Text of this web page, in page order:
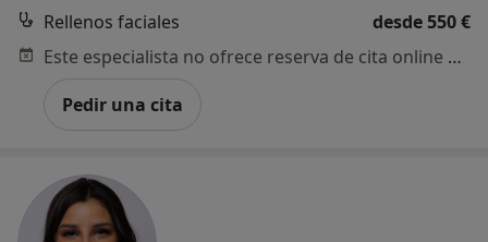
Rellenos faciales
desde 550 €
Este especialista no ofrece reserva de cita online en esta dirección.
Pedir una cita